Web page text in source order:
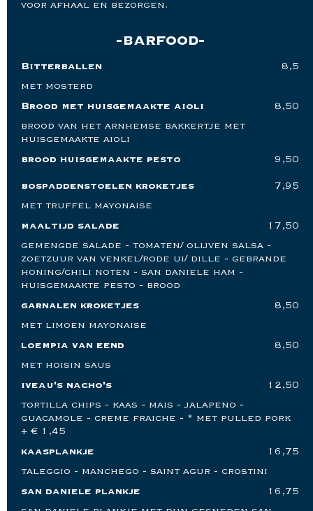
voor afhaal en bezorgen.
barfood
Bitterballen
8,5
met mosterd
Brood met huisgemaakte aioli
8,50
brood van het arnhemse bakkertje met
huisgemaakte aioli
brood huisgemaakte pesto
9,50
bospaddenstoelen kroketjes
7,95
met truffel mayonaise
maaltijd salade
17,50
gemengde salade - tomaten/ olijven salsa -
zoetzuur van venkel/rode ui/ dille - gebrande
honing/chili noten - san daniele ham -
huisgemaakte pesto - brood
garnalen kroketjes
8,50
met limoen mayonaise
loempia van eend
8,50
met hoisin saus
iveau's nacho's
12,50
tortilla chips - kaas - mais - jalapeno -
guacamole - creme fraiche - * met pulled pork
+ € 1,45
kaasplankje
16,75
taleggio - manchego - saint agur - crostini
san daniele plankje
16,75